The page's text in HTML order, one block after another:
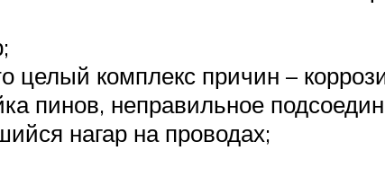
целый комплекс причин –
пинов, неправильное
нагар на проводах;